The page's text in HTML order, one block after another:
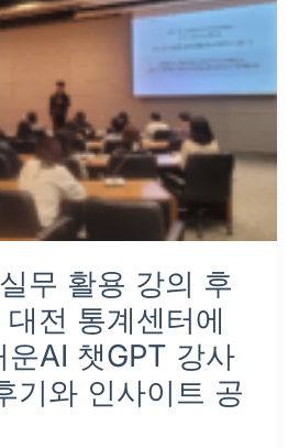
무 활용 강의 후
전 통계센터에
운AI 챗GPT 강사
기와 인사이트 공